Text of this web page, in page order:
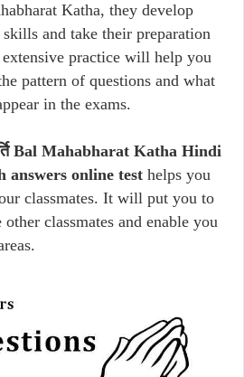
Katha, they develop
and take their preparation
practice will help you
pattern of questions and what
in the exams.
Bal Mahabharat Katha Hindi
answers online test helps you
classmates. It will put you to
classmates and enable you